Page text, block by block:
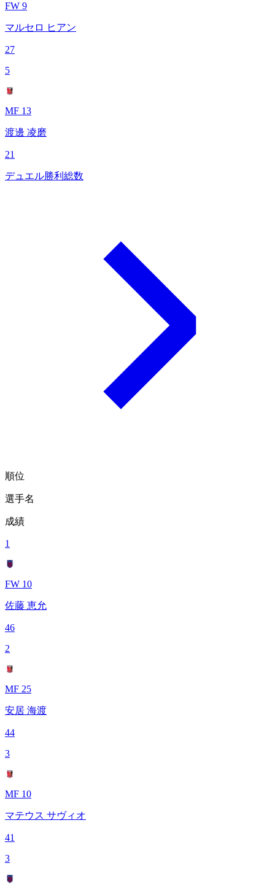
FW 9
マルセロ ヒアン
27
5
MF 13
渡邊 凌磨
21
デュエル勝利総数
順位
選手名
成績
1
FW 10
佐藤 恵允
46
2
MF 25
安居 海渡
44
3
MF 10
マテウス サヴィオ
41
3